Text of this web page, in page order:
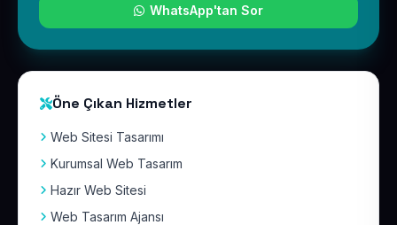
WhatsApp'tan Sor
Öne Çıkan Hizmetler
Web Sitesi Tasarımı
Kurumsal Web Tasarım
Hazır Web Sitesi
Web Tasarım Ajansı